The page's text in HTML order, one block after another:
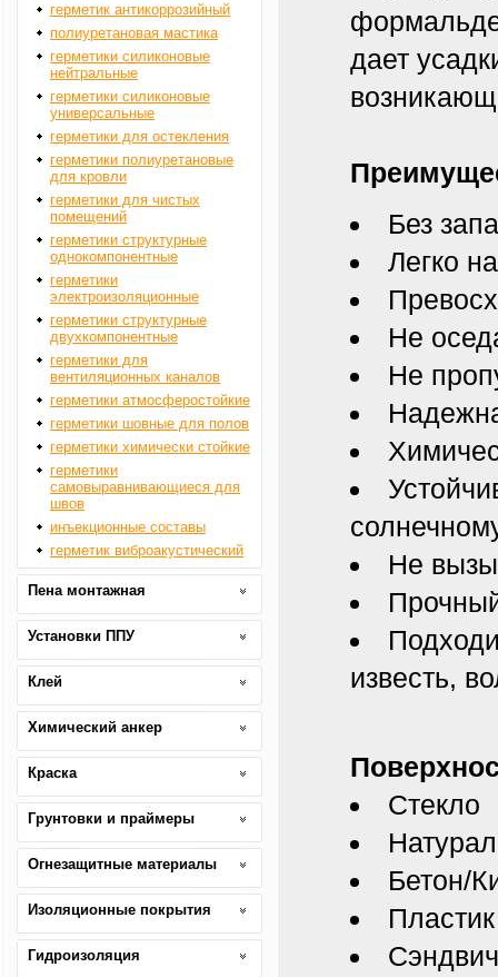
дает
Без
Легко
Не
Не
Не
известь,
Стекло
Бетон/
Пластик
герметик антикоррозийный
полиуретановая мастика
герметики силиконовые
нейтральные
герметики силиконовые
универсальные
герметики для остекления
герметики полиуретановые
для кровли
герметики для чистых
помещений
герметики структурные
однокомпонентные
герметики
электроизоляционные
герметики структурные
двухкомпонентные
герметики для
вентиляционных каналов
герметики атмосферостойкие
герметики шовные для полов
герметики химически стойкие
герметики
самовыравнивающиеся для
швов
инъекционные составы
герметик виброакустический
Пена монтажная
Установки ППУ
Клей
Химический анкер
Краска
Грунтовки и праймеры
Огнезащитные материалы
Изоляционные покрытия
Гидроизоляция